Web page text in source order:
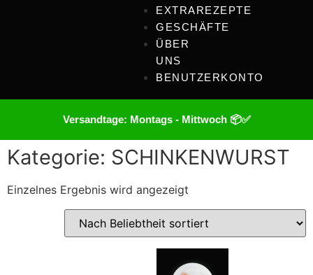
EXTRAREZEPTE
GESCHÄFTE
ÜBER
UNS
BENUTZERKONTO
Versandtage: Montags - Mittwoch 📦✅
Kategorie: SCHINKENWURST
Einzelnes Ergebnis wird angezeigt